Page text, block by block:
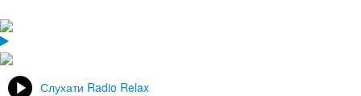
Слухати Radio Relax